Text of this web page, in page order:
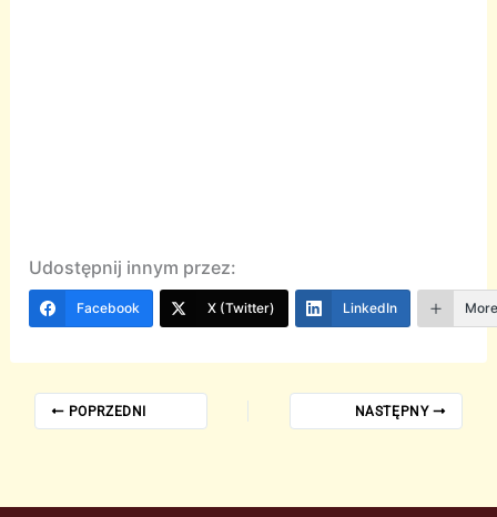
Udostępnij innym przez:
Facebook X (Twitter) LinkedIn
POPRZEDNI NASTĘPNY